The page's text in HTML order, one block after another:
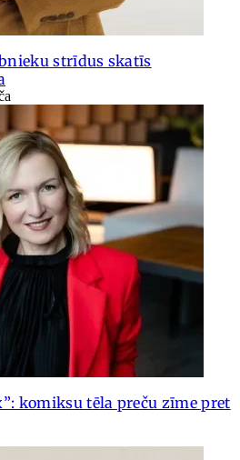
strīdus skatīs
komiksu tēla preču zīme pret